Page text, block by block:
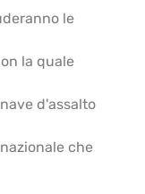
le
la quale
d'assalto
che